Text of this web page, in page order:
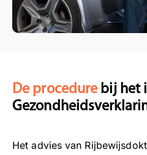
De procedure bij het
Het advies van